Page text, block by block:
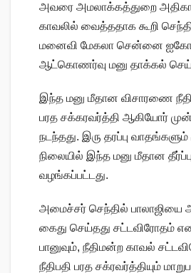
அவரை அமலாக்கத்துறை
காவலில் வைத்ததாக கூறி
மனைவி மேகலா சென்னை
ஆட்கொணர்வு மனு தாக்கல்
இந்த மனு மீதான விசாரணை
பரத சக்கரவர்த்தி ஆகியோர்
நடந்தது. இரு தரப்பு
நிலையில் இந்த மனு மீதான
வழங்கப்பட்டது.
அமைச்சர் செந்தில் பாலாஜியை
கைது செய்தது சட்டவிரோதம் என
பானுவும், நீதிமன்ற காவல்
நீதிபதி பரத சக்ரவர்த்தியும்